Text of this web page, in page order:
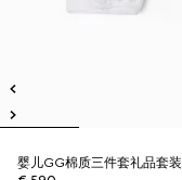
婴儿GG棉质三件套礼品套装